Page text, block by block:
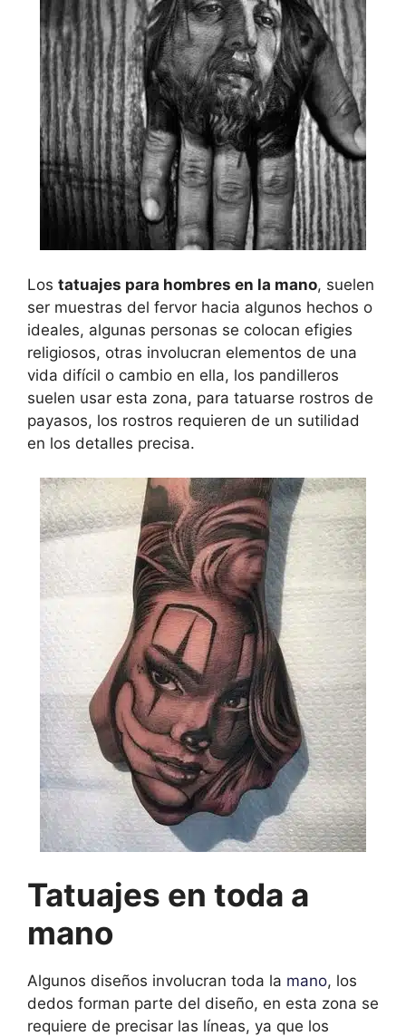
Los tatuajes para hombres en la mano, suelen
ser muestras del fervor hacia algunos hechos o
ideales, algunas personas se colocan efigies
religiosos, otras involucran elementos de una
vida difícil o cambio en ella, los pandilleros
suelen usar esta zona, para tatuarse rostros de
payasos, los rostros requieren de un sutilidad
en los detalles precisa.
Tatuajes en toda a
mano
Algunos diseños involucran toda la mano, los
dedos forman parte del diseño, en esta zona se
requiere de precisar las líneas, ya que los